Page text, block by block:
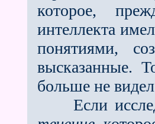
которое,
интеллекта
понятиями,
высказанные.
больше не
Если